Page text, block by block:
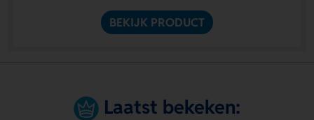
BEKIJK PRODUCT
Laatst bekeken: